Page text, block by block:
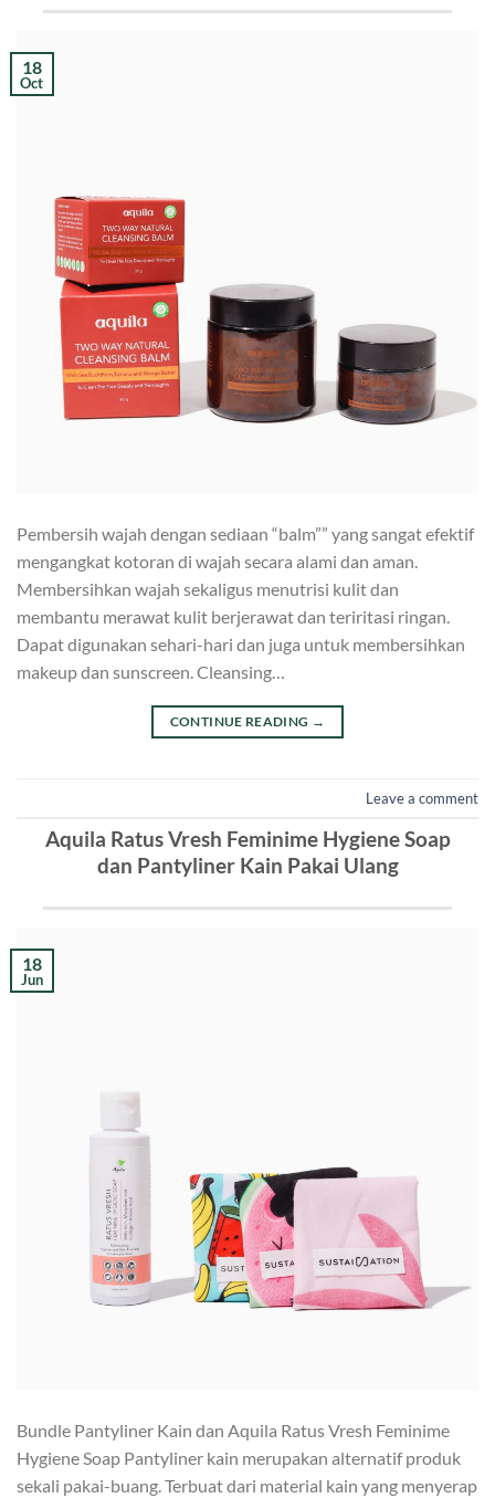
18
Oct
Pembersih wajah dengan sediaan “balm”” yang sangat efektif
mengangkat kotoran di wajah secara alami dan aman.
Membersihkan wajah sekaligus menutrisi kulit dan
membantu merawat kulit berjerawat dan teriritasi ringan.
Dapat digunakan sehari-hari dan juga untuk membersihkan
makeup dan sunscreen. Cleansing…
CONTINUE READING →
Leave a comment
Aquila Ratus Vresh Feminime Hygiene Soap
dan Pantyliner Kain Pakai Ulang
18
Jun
Bundle Pantyliner Kain dan Aquila Ratus Vresh Feminime
Hygiene Soap Pantyliner kain merupakan alternatif produk
sekali pakai-buang. Terbuat dari material kain yang menyerap